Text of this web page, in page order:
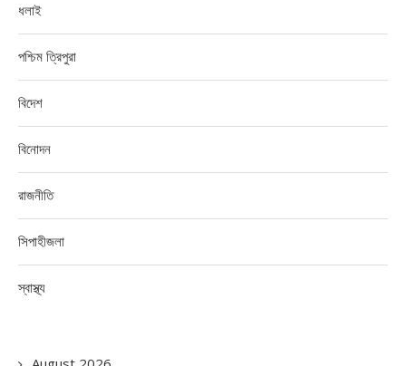
ধলাই
পশ্চিম ত্রিপুরা
বিদেশ
বিনোদন
রাজনীতি
সিপাহীজলা
স্বাস্থ্য